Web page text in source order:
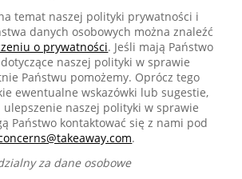
temat naszej polityki prywatności i
danych osobowych można znaleźć
o prywatności. Jeśli mają Państwo
naszej polityki w sprawie
Państwu pomożemy. Oprócz tego
ewentualne wskazówki lub sugestie,
naszej polityki w sprawie
Państwo kontaktować się z nami pod
.
za dane osobowe